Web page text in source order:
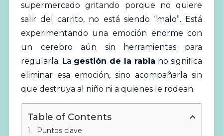
supermercado gritando porque no quiere
salir del carrito, no está siendo “malo”. Está
experimentando una emoción enorme con
un cerebro aún sin herramientas para
regularla. La gestión de la rabia no significa
eliminar esa emoción, sino acompañarla sin
que destruya al niño ni a quienes le rodean.
Table of Contents
Puntos clave